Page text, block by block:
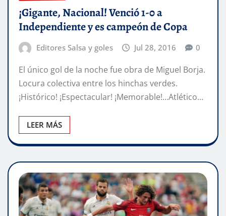
¡Gigante, Nacional! Venció 1-0 a
Independiente y es campeón de Copa
Editores Salsa y goles Jul 28, 2016 0
El único gol de la noche fue obra de Miguel Borja.
Locura colectiva entre los hinchas verdes.
¡Histórico! ¡Espectacular! ¡Memorable!…Atlético…
LEER MÁS